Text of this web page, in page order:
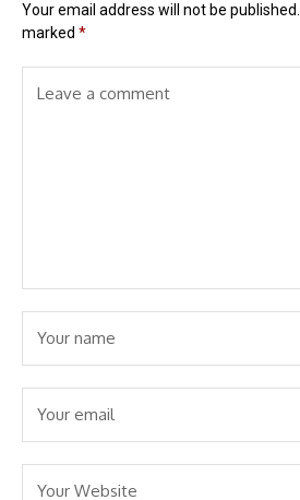
Your email address will not be published.
marked *